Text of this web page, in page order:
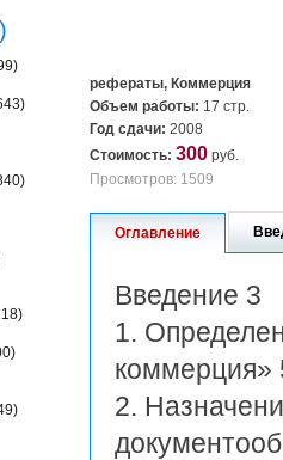
рефераты, Коммерция
Объем работы: 17 стр.
Год сдачи: 2008
Стоимость: 300 руб.
Просмотров: 1509
Оглавление
Введение 3
1.
коммерция»
2.